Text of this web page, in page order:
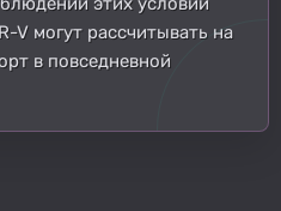
V могут рассчитывать на
в повседневной